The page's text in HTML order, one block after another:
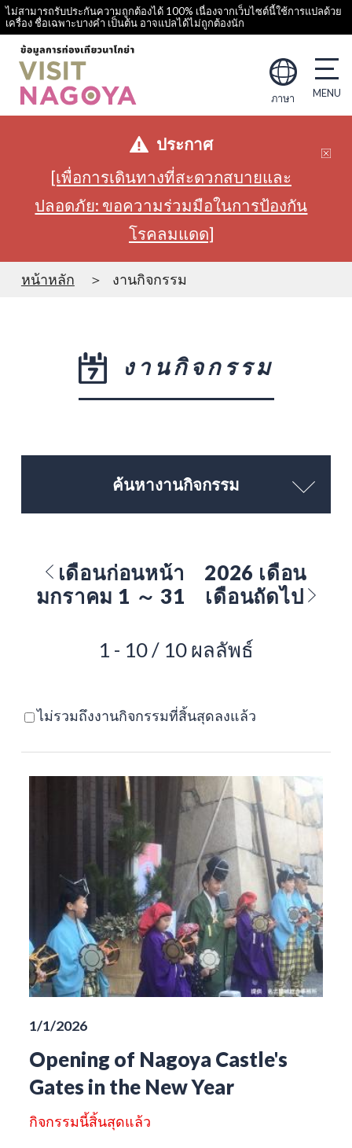
ไม่สามารถรับประกันความถูกต้องได้ 100% เนื่องจากเว็บไซต์นี้ใช้การแปลด้วย
เครื่อง ชื่อเฉพาะบางคำ เป็นต้น อาจแปลได้ไม่ถูกต้องนัก
ภาษา
ประกาศ
[เพื่อการเดินทางที่สะดวกสบายและ
ปลอดภัย: ขอความร่วมมือในการป้องกัน
โรคลมแดด]
หน้าหลัก งานกิจกรรม
งานกิจกรรม
ค้นหางานกิจกรรม
เดือนก่อนหน้า
2026 เดือน
มกราคม 1 ～ 31
เดือนถัดไป
1 - 10 / 10 ผลลัพธ์
ไม่รวมถึงงานกิจกรรมที่สิ้นสุดลงแล้ว
1/1/2026
Opening of Nagoya Castle's
Gates in the New Year
กิจกรรมนี้สิ้นสุดแล้ว